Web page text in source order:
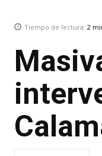
Tiempo de lectura: 2